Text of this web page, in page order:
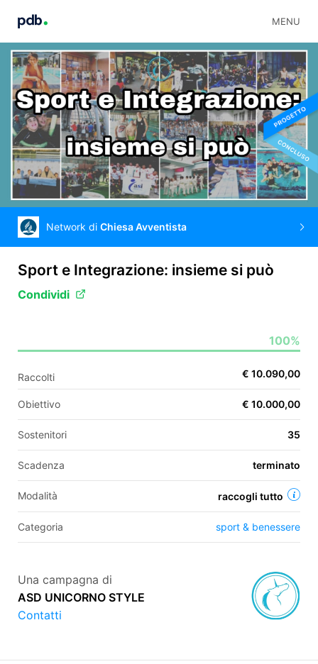
MENU
EN
Network di Chiesa Avventista
Sport e Integrazione: insieme si può
Condividi
100%
Raccolti € 10.090,00
Obiettivo € 10.000,00
Sostenitori 35
Scadenza terminato
Modalità raccogli tutto
Categoria sport & benessere
Una campagna di
ASD UNICORNO STYLE
Contatti